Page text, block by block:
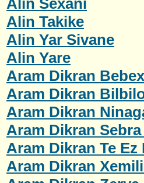
Alin Takike
Alin Yar Sivane
Alin Yare
Aram Dikran
Aram Dikran
Aram Dikran
Aram Dikran
Aram Dikran Te
Aram Dikran